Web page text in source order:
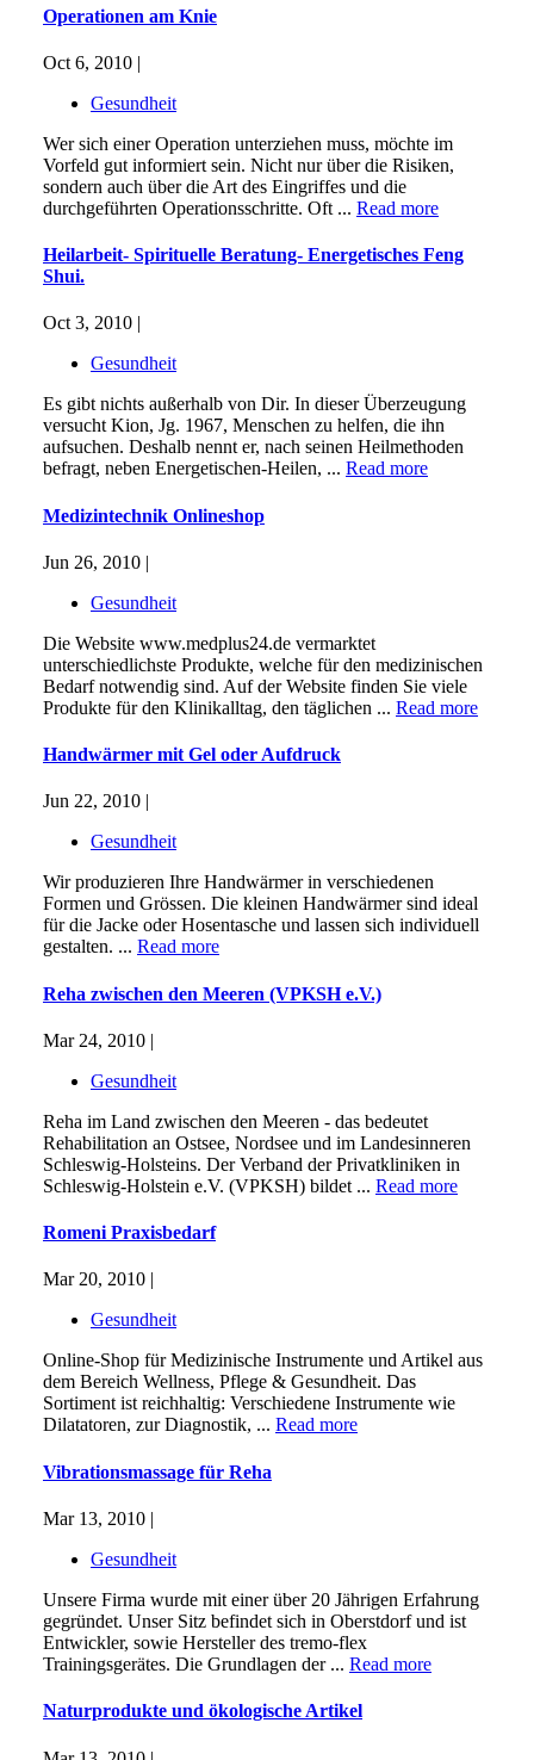
Operationen am Knie
Oct 6, 2010 |
Gesundheit
Wer sich einer Operation unterziehen muss, möchte im
Vorfeld gut informiert sein. Nicht nur über die Risiken,
sondern auch über die Art des Eingriffes und die
durchgeführten Operationsschritte. Oft ... Read more
Heilarbeit- Spirituelle Beratung- Energetisches Feng
Shui.
Oct 3, 2010 |
Gesundheit
Es gibt nichts außerhalb von Dir. In dieser Überzeugung
versucht Kion, Jg. 1967, Menschen zu helfen, die ihn
aufsuchen. Deshalb nennt er, nach seinen Heilmethoden
befragt, neben Energetischen-Heilen, ... Read more
Medizintechnik Onlineshop
Jun 26, 2010 |
Gesundheit
Die Website www.medplus24.de vermarktet
unterschiedlichste Produkte, welche für den medizinischen
Bedarf notwendig sind. Auf der Website finden Sie viele
Produkte für den Klinikalltag, den täglichen ... Read more
Handwärmer mit Gel oder Aufdruck
Jun 22, 2010 |
Gesundheit
Wir produzieren Ihre Handwärmer in verschiedenen
Formen und Grössen. Die kleinen Handwärmer sind ideal
für die Jacke oder Hosentasche und lassen sich individuell
gestalten. ... Read more
Reha zwischen den Meeren (VPKSH e.V.)
Mar 24, 2010 |
Gesundheit
Reha im Land zwischen den Meeren - das bedeutet
Rehabilitation an Ostsee, Nordsee und im Landesinneren
Schleswig-Holsteins. Der Verband der Privatkliniken in
Schleswig-Holstein e.V. (VPKSH) bildet ... Read more
Romeni Praxisbedarf
Mar 20, 2010 |
Gesundheit
Online-Shop für Medizinische Instrumente und Artikel aus
dem Bereich Wellness, Pflege & Gesundheit. Das
Sortiment ist reichhaltig: Verschiedene Instrumente wie
Dilatatoren, zur Diagnostik, ... Read more
Vibrationsmassage für Reha
Mar 13, 2010 |
Gesundheit
Unsere Firma wurde mit einer über 20 Jährigen Erfahrung
gegründet. Unser Sitz befindet sich in Oberstdorf und ist
Entwickler, sowie Hersteller des tremo-flex
Trainingsgerätes. Die Grundlagen der ... Read more
Naturprodukte und ökologische Artikel